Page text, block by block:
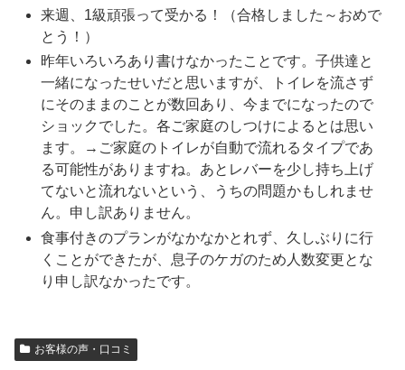
来週、1級頑張って受かる！（合格しました～おめで
とう！）
昨年いろいろあり書けなかったことです。子供達と
一緒になったせいだと思いますが、トイレを流さず
にそのままのことが数回あり、今までになったので
ショックでした。各ご家庭のしつけによるとは思い
ます。→ご家庭のトイレが自動で流れるタイプであ
る可能性がありますね。あとレバーを少し持ち上げ
てないと流れないという、うちの問題かもしれませ
ん。申し訳ありません。
食事付きのプランがなかなかとれず、久しぶりに行
くことができたが、息子のケガのため人数変更とな
り申し訳なかったです。
お客様の声・口コミ